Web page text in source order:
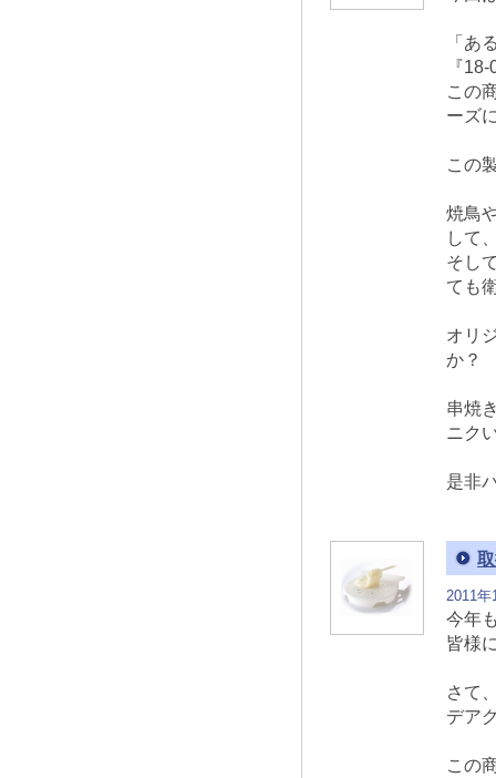
「あ
『
この
ーズ
この
焼鳥
して
そし
ても
オリ
か？
串焼
ニク
是非
2011年
今年
皆様
さて
デア
この